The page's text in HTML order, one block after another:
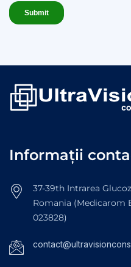
Informații
37-39th Intrarea
Romania (Medicarom
023828)